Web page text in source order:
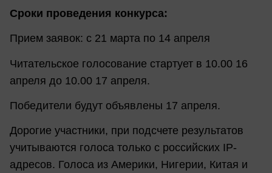
Сроки проведения конкурса:
Прием заявок: с 21 марта по 14 апреля
Читательское голосование стартует в 10.00 16
апреля до 10.00 17 апреля.
Победители будут объявлены 17 апреля.
Дорогие участники, при подсчете результатов
учитываются голоса только с российских IP-
адресов. Голоса из Америки, Нигерии, Китая и